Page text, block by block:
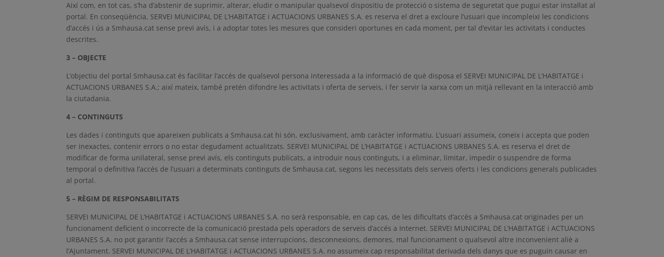
Així com, en tot cas, s’ha d’abstenir de suprimir, alterar, eludir o manipular qualsevol dispositiu de protecció o sistema de seguretat que pugui estar instal·lat al
portal. En conseqüència, SERVEI MUNICIPAL DE L’HABITATGE i ACTUACIONS URBANES S.A. es reserva el dret a excloure l’usuari que incompleixi les condicions
d’accés i ús a Smhausa.cat sense previ avís, i a adoptar totes les mesures que consideri oportunes en cada moment, per tal d’evitar les activitats i conductes
descrites.
3 – OBJECTE
L’objectiu del portal Smhausa.cat és facilitar l’accés de qualsevol persona interessada a la informació de què disposa el SERVEI MUNICIPAL DE L’HABITATGE i
ACTUACIONS URBANES S.A.; així mateix, també pretén difondre les activitats i oferta de serveis, i fer servir la xarxa com un mitjà rellevant en la interacció amb
la ciutadania.
4 – CONTINGUTS
Les dades i continguts que apareixen publicats a Smhausa.cat hi són, exclusivament, amb caràcter informatiu. L’usuari assumeix, coneix i accepta que poden
ser inexactes, contenir errors o no estar degudament actualitzats. SERVEI MUNICIPAL DE L’HABITATGE i ACTUACIONS URBANES S.A. es reserva el dret de
modificar de forma unilateral, sense previ avís, els continguts publicats, a introduir nous continguts, i a eliminar, limitar, impedir o suspendre de forma
temporal o definitiva l’accés de l’usuari a determinats continguts de Smhausa.cat, segons les necessitats dels serveis oferts i les condicions generals publicades
al portal.
5 – RÈGIM DE RESPONSABILITATS
SERVEI MUNICIPAL DE L’HABITATGE i ACTUACIONS URBANES S.A. no serà responsable, en cap cas, de les dificultats d’accés a Smhausa.cat originades per un
funcionament deficient o incorrecte de la comunicació prestada pels operadors de serveis d’accés a Internet. SERVEI MUNICIPAL DE L’HABITATGE i ACTUACIONS
URBANES S.A. no pot garantir l’accés a Smhausa.cat sense interrupcions, desconnexions, demores, mal funcionament o qualsevol altre inconvenient aliè a
l’Ajuntament. SERVEI MUNICIPAL DE L’HABITATGE i ACTUACIONS URBANES S.A. no assumeix cap responsabilitat derivada dels danys que es puguin causar en